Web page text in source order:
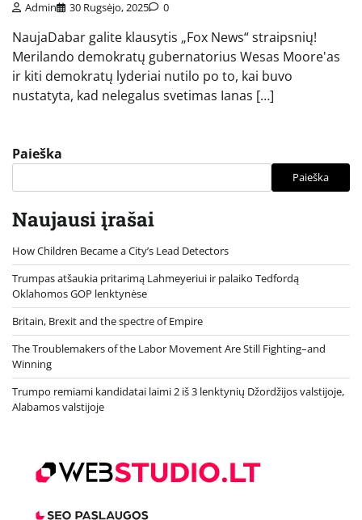
Admin 30 Rugsėjo, 2025 0
NaujaDabar galite klausytis „Fox News“ straipsnių!
Merilando demokratų gubernatorius Wesas Moore'as
ir kiti demokratų lyderiai nutilo po to, kai buvo
nustatyta, kad nelegalus svetimas Ianas […]
Paieška
Paieška
Naujausi įrašai
How Children Became a City’s Lead Detectors
Trumpas atšaukia pritarimą Lahmeyeriui ir palaiko Tedfordą
Oklahomos GOP lenktynėse
Britain, Brexit and the spectre of Empire
The Troublemakers of the Labor Movement Are Still Fighting–and
Winning
Trumpo remiami kandidatai laimi 2 iš 3 lenktynių Džordžijos valstijoje,
Alabamos valstijoje